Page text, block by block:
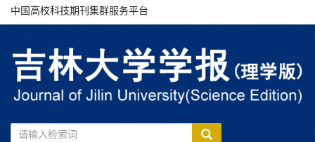
中国高校科技期刊集群服务平台